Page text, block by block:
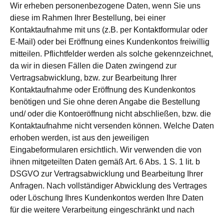
Wir erheben personenbezogene Daten, wenn Sie uns
diese im Rahmen Ihrer Bestellung, bei einer
Kontaktaufnahme mit uns (z.B. per Kontaktformular oder
E-Mail) oder bei Eröffnung eines Kundenkontos freiwillig
mitteilen. Pflichtfelder werden als solche gekennzeichnet,
da wir in diesen Fällen die Daten zwingend zur
Vertragsabwicklung, bzw. zur Bearbeitung Ihrer
Kontaktaufnahme oder Eröffnung des Kundenkontos
benötigen und Sie ohne deren Angabe die Bestellung
und/ oder die Kontoeröffnung nicht abschließen, bzw. die
Kontaktaufnahme nicht versenden können. Welche Daten
erhoben werden, ist aus den jeweiligen
Eingabeformularen ersichtlich. Wir verwenden die von
ihnen mitgeteilten Daten gemäß Art. 6 Abs. 1 S. 1 lit. b
DSGVO zur Vertragsabwicklung und Bearbeitung Ihrer
Anfragen. Nach vollständiger Abwicklung des Vertrages
oder Löschung Ihres Kundenkontos werden Ihre Daten
für die weitere Verarbeitung eingeschränkt und nach